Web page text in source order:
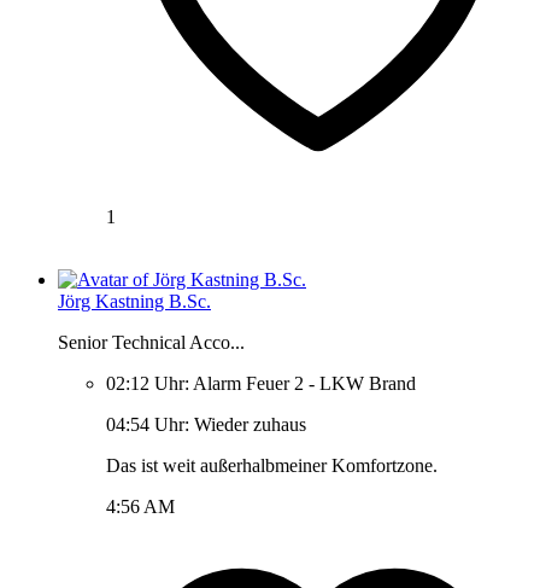
1
Jörg Kastning B.Sc.
Senior Technical Acco...
02:12 Uhr: Alarm Feuer 2 - LKW Brand
04:54 Uhr: Wieder zuhaus
Das ist weit außerhalbmeiner Komfortzone.
4:56 AM